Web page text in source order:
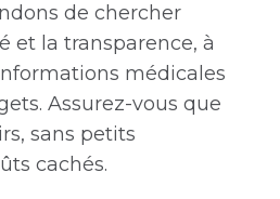
de chercher
et la transparence, à
médicales
Assurez-vous que
sans petits
cachés.